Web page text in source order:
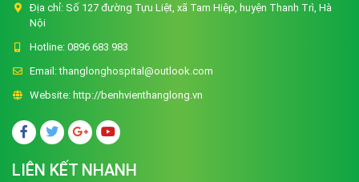
Địa chỉ: Số 127 đường Tựu Liệt, xã Tam Hiệp, huyện Thanh Trì, Hà
Nội
Hotline: 0896 683 983
Email:thanglonghospital@outlook.com
Website: http://benhvienthanglong.vn
LIÊN KẾT NHANH